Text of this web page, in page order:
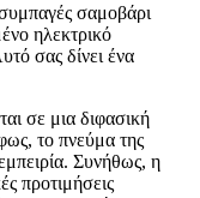
σαμοβάρι
ηλεκτρικό
σας δίνει ένα
σε μια διφασική
το πνεύμα της
Συνήθως, η
προτιμήσεις